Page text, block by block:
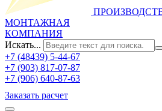
МОНТАЖНАЯ
КОМПАНИЯ
Искать...
+7 (48439) 5-44-67
+7 (903) 817-07-87
+7 (906) 640-87-63
Заказать расчет